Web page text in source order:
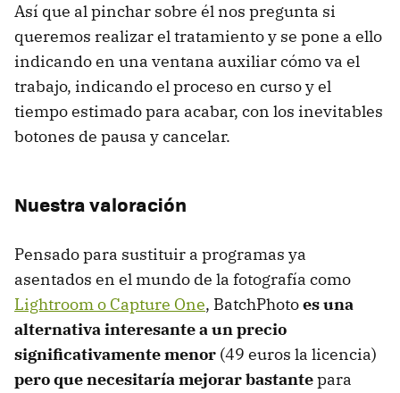
Así que al pinchar sobre él nos pregunta si
queremos realizar el tratamiento y se pone a ello
indicando en una ventana auxiliar cómo va el
trabajo, indicando el proceso en curso y el
tiempo estimado para acabar, con los inevitables
botones de pausa y cancelar.
Nuestra valoración
Pensado para sustituir a programas ya
asentados en el mundo de la fotografía como
Lightroom o Capture One, BatchPhotoes una
alternativa interesante a un precio
significativamente menor (49 euros la licencia)
pero que necesitaría mejorar bastantepara